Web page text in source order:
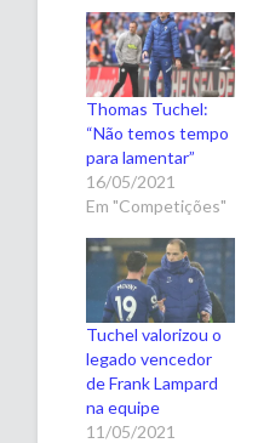
Thomas Tuchel:
“Não temos tempo
para lamentar”
16/05/2021
Em "Competições"
Tuchel valorizou o
legado vencedor
de Frank Lampard
na equipe
11/05/2021